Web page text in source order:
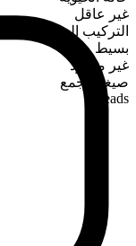
غير عاقل
التركيب الصرفي
بسيط
غير معدود
صيغة الجمع
breads